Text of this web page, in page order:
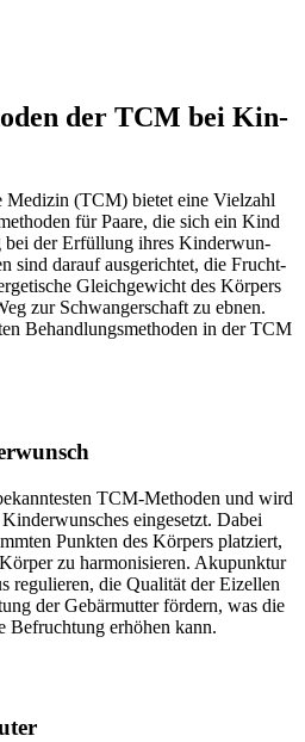
der TCM bei Kin­
Medi­zin (TCM) bie­tet eine Viel­zahl
für Paa­re, die sich ein Kind
bei der Erfül­lung ihres Kin­der­wun­
sind dar­auf aus­ge­rich­tet, die Frucht­
Gleich­ge­wicht des Kör­pers
zur Schwan­ger­schaft zu ebnen.
Behand­lungs­me­tho­den in der TCM
TCM-Metho­den und wird
ein­ge­setzt. Dabei
Punk­ten des Kör­pers plat­ziert,
zu har­mo­ni­sie­ren. Aku­punk­tur
regu­lie­ren, die Qua­li­tät der Eizel­len
der Gebär­mut­ter för­dern, was die
Befruch­tung erhö­hen kann.